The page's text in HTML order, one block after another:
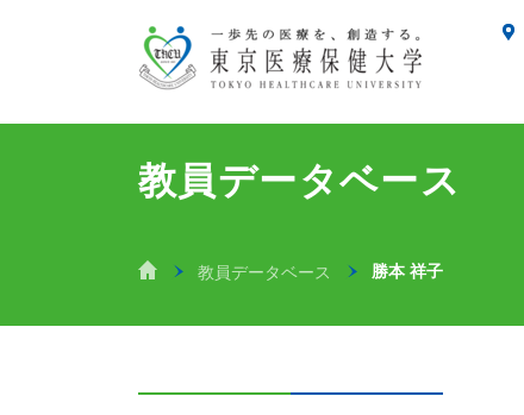
教員データベース
教員データベース 勝本 祥子